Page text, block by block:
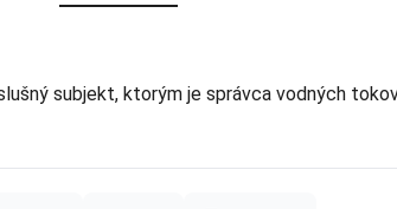
subjekt, ktorým je správca vodných